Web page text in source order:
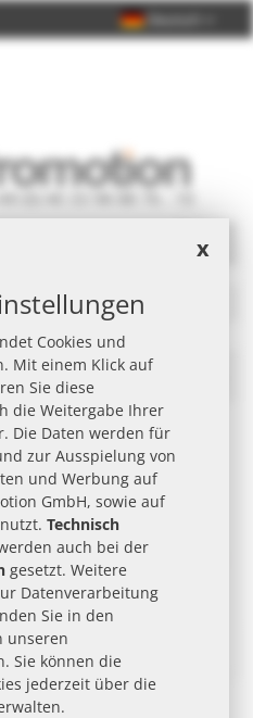
x
Cookies und
Mit einem Klick auf
Sie diese
die Weitergabe Ihrer
Die Daten werden für
zur Ausspielung von
und Werbung auf
GmbH, sowie auf
Technisch
auch bei der
gesetzt. Weitere
Datenverarbeitung
Sie in den
unseren
. Sie können die
jederzeit über die
Deutsch
(0) 40 33 98 88 76 - 10
ab1,40 €| ab 15 Arb.-Tg. | ab 252 Stk.